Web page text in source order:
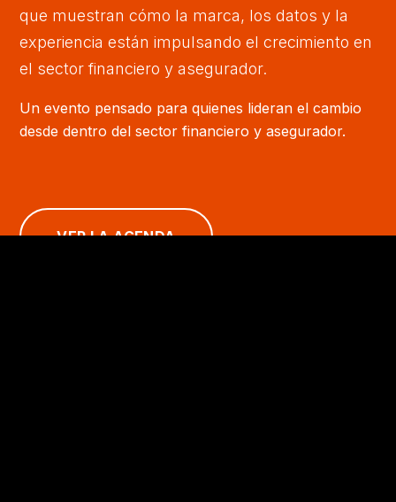
que muestran cómo la marca, los datos y la
experiencia están impulsando el crecimiento en
el sector financiero y asegurador.
Un evento pensado para quienes lideran el cambio
desde dentro del sector financiero y asegurador.
VER LA AGENDA